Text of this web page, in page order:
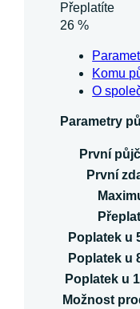
Přeplatíte
26 %
Komu
O
Parametry
První
První
Poplatek u
Poplatek u
Poplatek u
Možnost